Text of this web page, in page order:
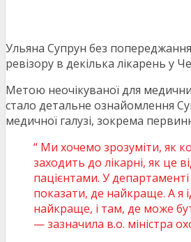
Ульяна Супрун без попереджання
ревізору в декілька лікарень у
Метою неочікуваної для
стало детальне ознайомлення
медичної галузі, зокрема
“ Ми хочемо зрозуміти, як
заходить до лікарні, як це
пацієнтами. У
показати, де найкраще. А я
найкраще, і там, де може
— зазначила в.о. міністра